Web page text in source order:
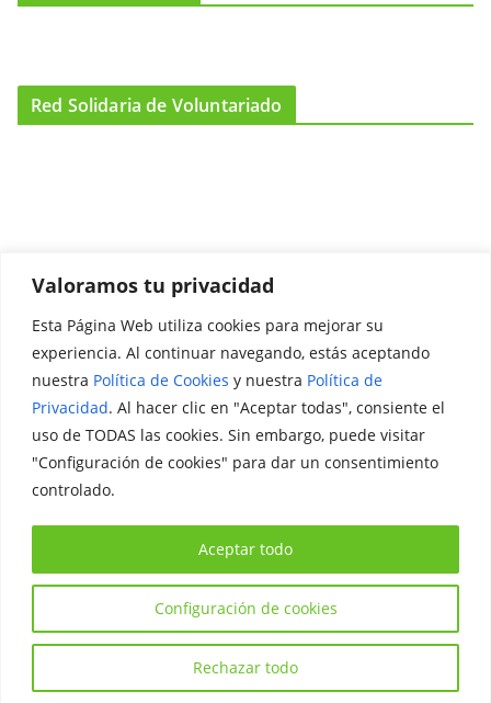
Valoramos tu privacidad
Esta Página Web utiliza cookies para mejorar su
experiencia. Al continuar navegando, estás aceptando
nuestra Política de Cookies y nuestra Política de
Privacidad. Al hacer clic en "Aceptar todas", consiente el
uso de TODAS las cookies. Sin embargo, puede visitar
"Configuración de cookies" para dar un consentimiento
controlado.
Configuración de cookies
Rechazar todo
Aceptar todo
Red Solidaria de Voluntariado
Promociónate
Legal
Aviso Legal
Política de Privacidad
Política de Cookies
Copyright © 2026Iniciativa Internacional Joven
derechos reservados.
por ThemeGrill. Funciona con